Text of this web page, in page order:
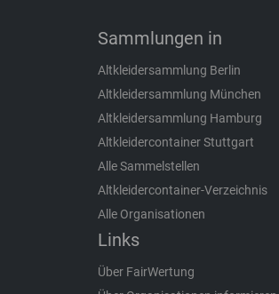
Sammlungen in
Altkleidersammlung Berlin
Altkleidersammlung München
Altkleidersammlung Hamburg
Altkleidercontainer Stuttgart
Alle Sammelstellen
Altkleidercontainer-Verzeichnis
Alle Organisationen
Links
Über FairWertung